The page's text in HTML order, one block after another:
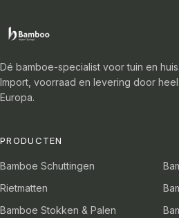
Dé bamboe-specialist voor tuin en huis.
Import, voorraad en levering door heel
Europa.
PRODUCTEN
Bamboe Schuttingen
Rietmatten
Bamboe Stokken & Palen